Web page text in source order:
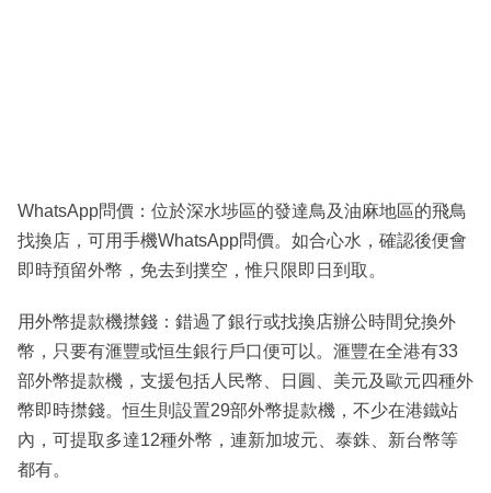
WhatsApp問價：位於深水埗區的發達鳥及油麻地區的飛鳥
找換店，可用手機WhatsApp問價。如合心水，確認後便會
即時預留外幣，免去到撲空，惟只限即日到取。
用外幣提款機㩒錢：錯過了銀行或找換店辦公時間兌換外
幣，只要有滙豐或恒生銀行戶口便可以。滙豐在全港有33
部外幣提款機，支援包括人民幣、日圓、美元及歐元四種外
幣即時㩒錢。恒生則設置29部外幣提款機，不少在港鐵站
內，可提取多達12種外幣，連新加坡元、泰銖、新台幣等
都有。